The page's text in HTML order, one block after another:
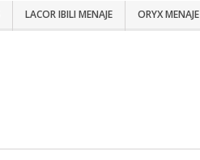
LACOR IBILI MENAJE ORYX MENAJE